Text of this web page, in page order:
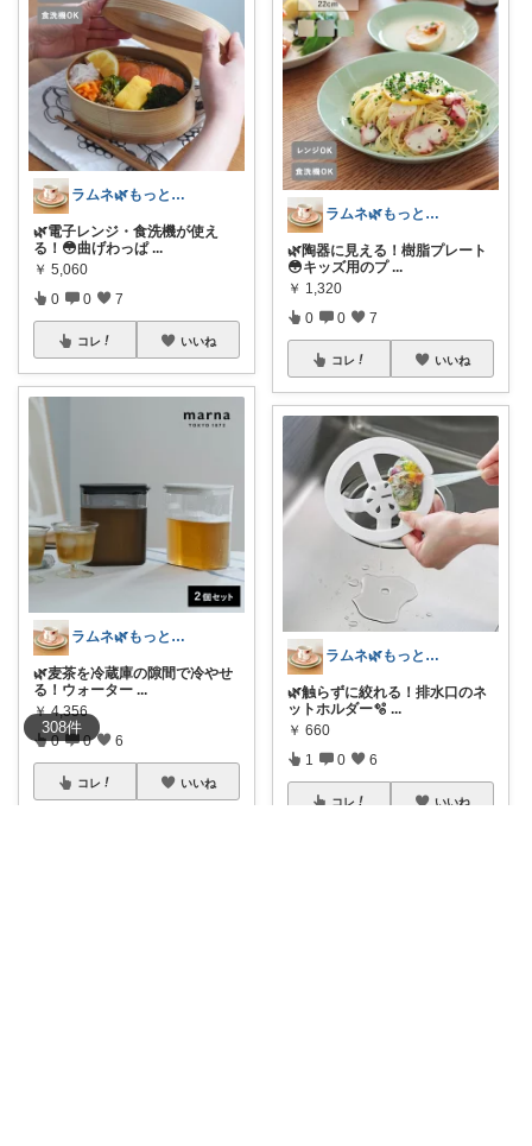
308件
ラムネ🌿もっと快適な暮らし 𖠿
🌿電子レンジ・食洗機が使え
る！😳曲げわっぱ ...
￥ 5,060
0 0 7
コレ いいね
ラムネ🌿もっと快適な暮らし 𖠿
🌿麦茶を冷蔵庫の隙間で冷やせ
る！ウォーター ...
￥ 4,356
0 0 6
コレ いいね
ラムネ🌿もっと快適な暮らし 𖠿
🌿陶器に見える！樹脂プレート
😳キッズ用のプ ...
￥ 1,320
0 0 7
コレ いいね
ラムネ🌿もっと快適な暮らし 𖠿
🌿触らずに絞れる！排水口のネ
ットホルダー🫧 ...
￥ 660
1 0 6
コレ いいね